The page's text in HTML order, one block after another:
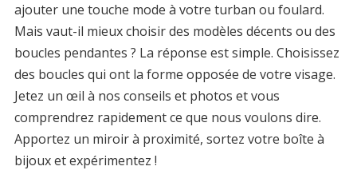
ajouter une touche mode à votre turban ou foulard.
Mais vaut-il mieux choisir des modèles décents ou des
boucles pendantes ? La réponse est simple. Choisissez
des boucles qui ont la forme opposée de votre visage.
Jetez un œil à nos conseils et photos et vous
comprendrez rapidement ce que nous voulons dire.
Apportez un miroir à proximité, sortez votre boîte à
bijoux et expérimentez !